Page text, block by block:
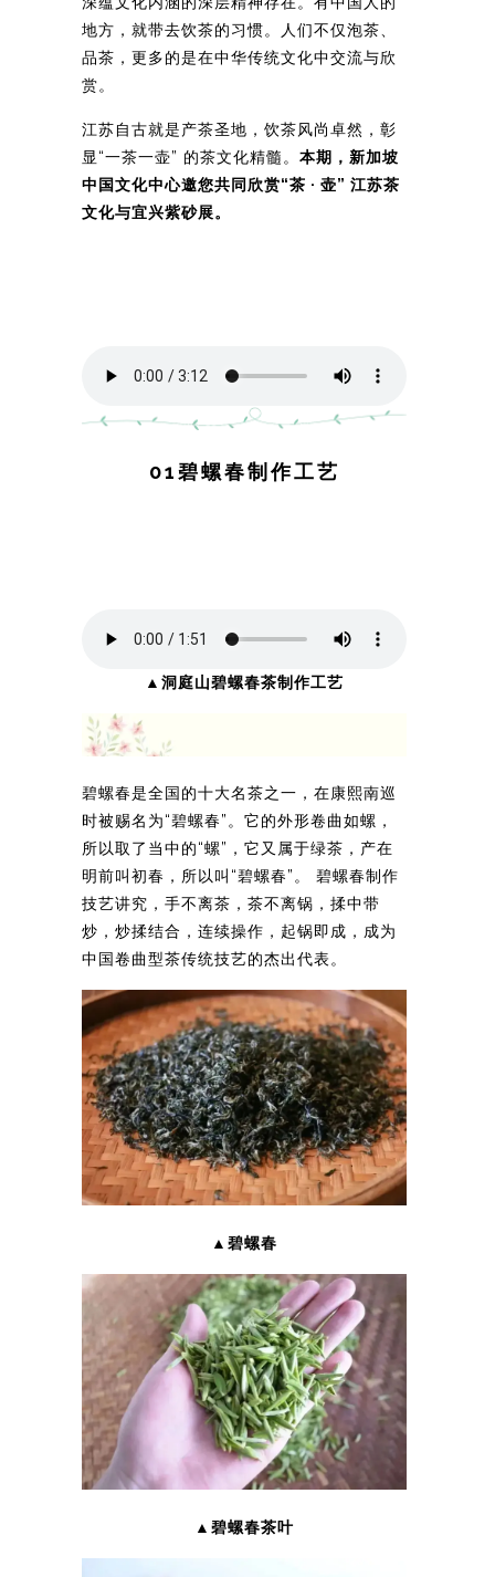
地方，就带去饮茶的习惯。人们不仅泡茶、
品茶，更多的是在中华传统文化中交流与欣
赏。
江苏自古就是产茶圣地，饮茶风尚卓然，彰
显“一茶一壶” 的茶文化精髓。 本期，新加坡
中国文化中心邀您共同欣赏“茶 · 壶” 江苏茶
文化与宜兴紫砂展。
01碧螺春制作工艺
▲洞庭山碧螺春茶制作工艺
碧螺春是全国的十大名茶之一，在康熙南巡
时被赐名为“碧螺春”。它的外形卷曲如螺，
所以取了当中的“螺”，它又属于绿茶，产在
明前叫初春，所以叫“碧螺春”。 碧螺春制作
技艺讲究，手不离茶，茶不离锅，揉中带
炒，炒揉结合，连续操作，起锅即成，成为
中国卷曲型茶传统技艺的杰出代表。
▲碧螺春
▲碧螺春茶叶